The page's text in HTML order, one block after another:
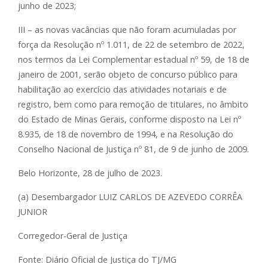
junho de 2023;
III – as novas vacâncias que não foram acumuladas por
força da Resolução nº 1.011, de 22 de setembro de 2022,
nos termos da Lei Complementar estadual nº 59, de 18 de
janeiro de 2001, serão objeto de concurso público para
habilitação ao exercício das atividades notariais e de
registro, bem como para remoção de titulares, no âmbito
do Estado de Minas Gerais, conforme disposto na Lei nº
8.935, de 18 de novembro de 1994, e na Resolução do
Conselho Nacional de Justiça nº 81, de 9 de junho de 2009.
Belo Horizonte, 28 de julho de 2023.
(a) Desembargador LUIZ CARLOS DE AZEVEDO CORRÊA
JUNIOR
Corregedor-Geral de Justiça
Fonte: Diário Oficial de Justiça do TJ/MG